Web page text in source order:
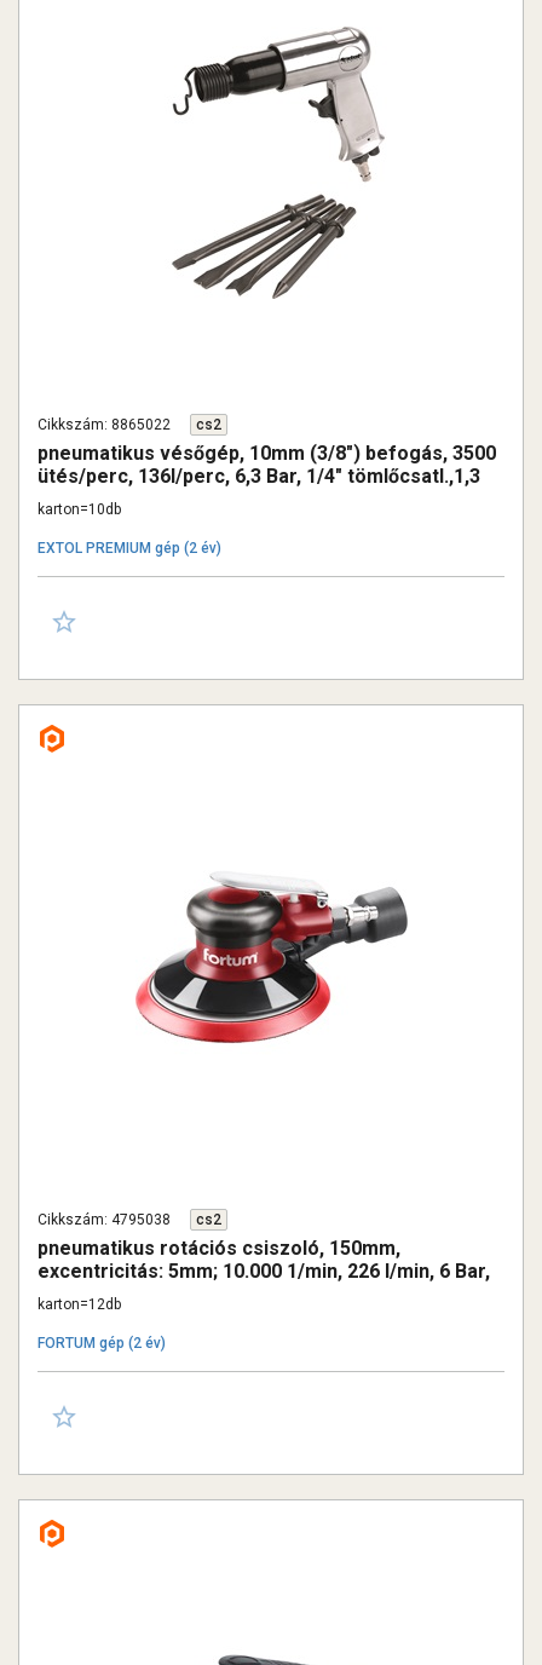
Cikkszám: 8865022 cs2
pneumatikus vésőgép, 10mm (3/8") befogás, 3500
ütés/perc, 136l/perc, 6,3 Bar, 1/4" tömlőcsatl.,1,3
kg
karton=10db
EXTOL PREMIUM gép (2 év)
Cikkszám: 4795038 cs2
pneumatikus rotációs csiszoló, 150mm,
excentricitás: 5mm; 10.000 1/min, 226 l/min, 6 Bar,
1/4" tömlőcsatlakozó, 0,8 kg
karton=12db
FORTUM gép (2 év)